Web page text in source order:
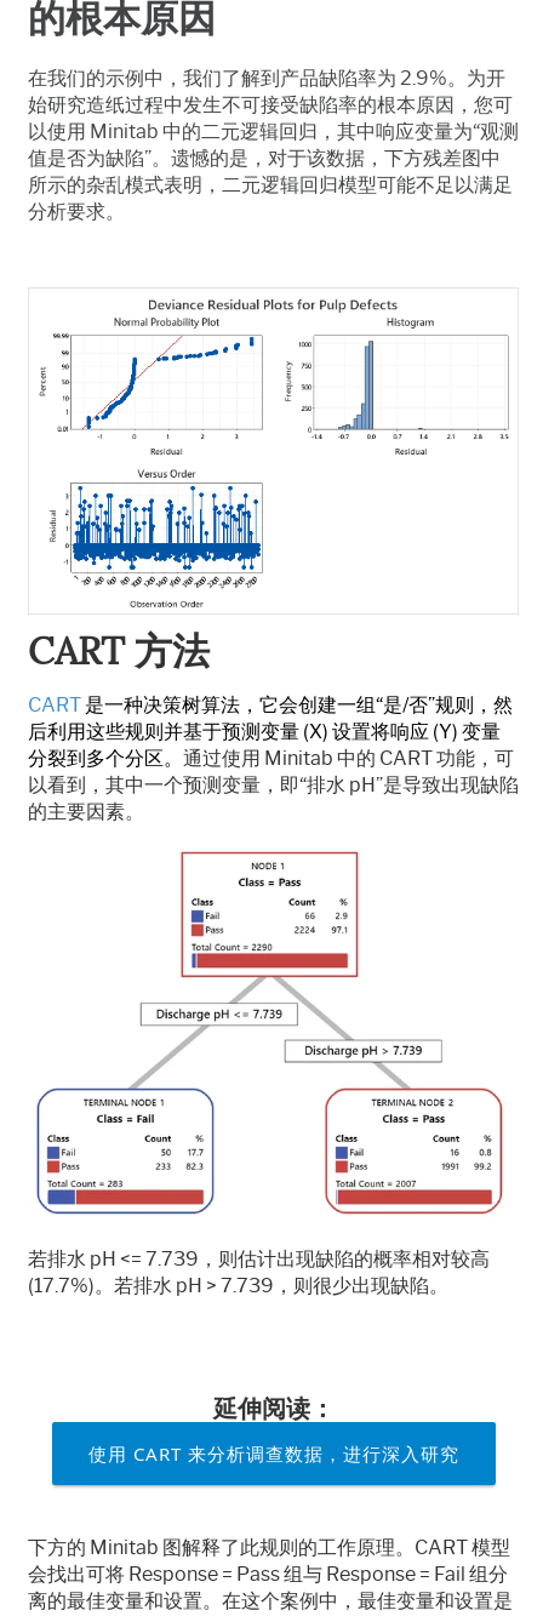
的根本原因
在我们的示例中，我们了解到产品缺陷率为 2.9%。为开
始研究造纸过程中发生不可接受缺陷率的根本原因，您可
以使用 Minitab 中的二元逻辑回归，其中响应变量为“观测
值是否为缺陷”。遗憾的是，对于该数据，下方残差图中
所示的杂乱模式表明，二元逻辑回归模型可能不足以满足
分析要求。
CART 方法
CART 是一种决策树算法，它会创建一组“是/否”规则，然
后利用这些规则并基于预测变量 (X) 设置将响应 (Y) 变量
分裂到多个分区。 通过使用 Minitab 中的 CART功能，可
以看到，其中一个预测变量，即“排水 pH ”是导致出现缺陷
的主要因素。
若排水 pH <= 7.739 ，则估计出现缺陷的概率相对较高
(17.7%)。若排水 pH > 7.739 ，则很少出现缺陷。
延伸阅读：
使用 CART 来分析调查数据，进行深入研究
下方的 Minitab 图解释了此规则的工作原理。 CART模型
会找出可将 Response = Pass组与 Response = Fail 组分
离的最佳变量和设置。在这个案例中，最佳变量和设置是